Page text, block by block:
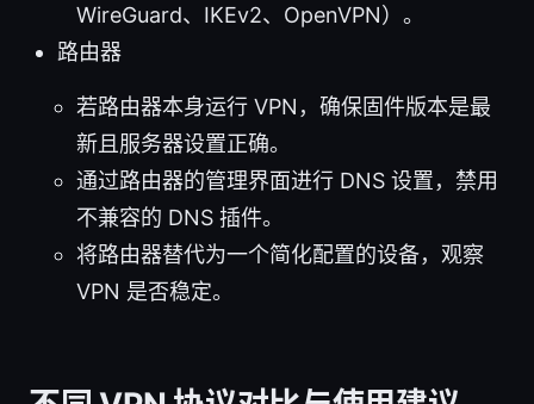
WireGuard、IKEv2、OpenVPN）。
路由器
若路由器本身运行 VPN，确保固件版本是最
新且服务器设置正确。
通过路由器的管理界面进行 DNS 设置，禁用
不兼容的 DNS 插件。
将路由器替代为一个简化配置的设备，观察
VPN 是否稳定。